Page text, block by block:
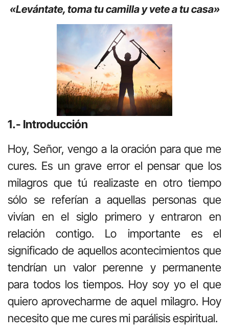
«Levántate, toma tu camilla y vete a tu casa»
1.- Introducción
Hoy, Señor, vengo a la oración para que me
cures. Es un grave error el pensar que los
milagros que tú realizaste en otro tiempo
sólo se referían a aquellas personas que
vivían en el siglo primero y entraron en
relación contigo. Lo importante es el
significado de aquellos acontecimientos que
tendrían un valor perenne y permanente
para todos los tiempos. Hoy soy yo el que
quiero aprovecharme de aquel milagro. Hoy
necesito que me cures mi parálisis espiritual.